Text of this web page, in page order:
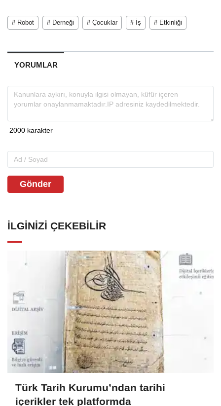
# Robot # Derneği # Çocuklar # İş # Etkinliği
YORUMLAR
Gönder
İLGINIZI ÇEKEBILIR
Türk Tarih Kurumu’ndan tarihi
içerikler tek platformda